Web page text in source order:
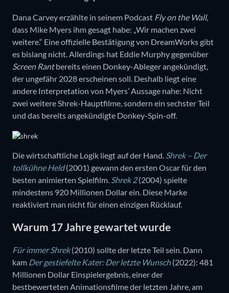
Dana Carvey erzählte in seinem Podcast Fly on the Wall,
dass Mike Myers ihm gesagt habe: „Wir machen zwei
weitere.“ Eine offizielle Bestätigung von DreamWorks gibt
es bislang nicht. Allerdings hat Eddie Murphy gegenüber
Screen Rantbereits einen Donkey-Ableger angekündigt,
der ungefähr 2028 erscheinen soll. Deshalb liegt eine
andere Interpretation von Myers’ Aussage nahe: Nicht
zwei weitere Shrek-Hauptfilme, sondern ein sechster Teil
und das bereits angekündigte Donkey-Spin-off.
Die wirtschaftliche Logik liegt auf der Hand. Shrek – Der
tollkühne Held(2001) gewann den ersten Oscar für den
besten animierten Spielfilm. Shrek 2(2004) spielte
mindestens 920 Millionen Dollar ein. Diese Marke
reaktiviert man nicht für einen einzigen Rücklauf.
Warum 17 Jahre gewartet wurde
Für immer Shrek(2010) sollte der letzte Teil sein. Dann
kam Der gestiefelte Kater: Der letzte Wunsch(2022): 481
Millionen Dollar Einspielergebnis, einer der
bestbewerteten Animationsfilme der letzten Jahre, am